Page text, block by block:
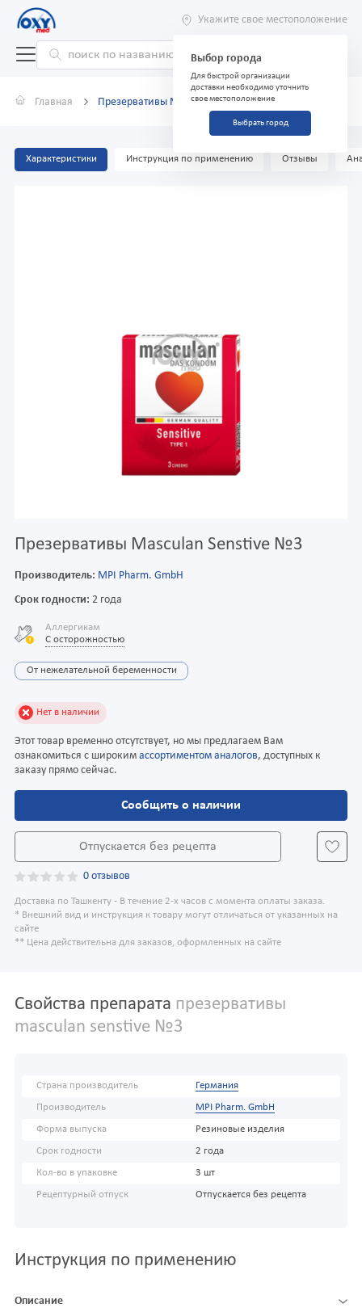
Укажите свое местоположение
Выбор города
Для быстрой организации
доставки необходимо уточнить
свое местоположение
Выбрать город
Главная Презервативы Masculan Senstive №3
Характеристики Инструкция по применению Отзывы
Презервативы Masculan Senstive №3
Производитель: MPI Pharm. GmbH
Срок годности: 2 года
Аллергикам
С осторожностью
От нежелательной беременности
Нет в наличии
Этот товар временно отсутствует, но мы предлагаем Вам
ознакомиться с широким ассортиментом аналогов, доступных к
заказу прямо сейчас.
Сообщить о наличии
Отпускается без рецепта
0 отзывов
Доставка по Ташкенту - В течение 2-х часов с момента оплаты заказа.
* Внешний вид и инструкция к товару могут отличаться от указанных на
сайте
** Цена действительна для заказов, оформленных на сайте
Свойства препарата презервативы
masculan senstive №3
Страна производитель Германия
Производитель MPI Pharm. GmbH
Форма выпуска Резиновые изделия
Срок годности 2 года
Кол-во в упаковке 3 шт
Рецептурный отпуск Отпускается без рецепта
Инструкция по применению
Описание